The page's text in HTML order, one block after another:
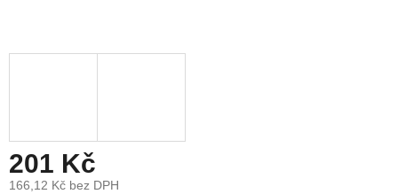
201 Kč
166,12 Kč bez DPH